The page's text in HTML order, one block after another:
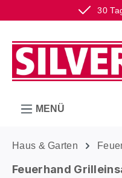
30
Zum Hauptinhalt
MENÜ
Haus & Garten
Feuerhand